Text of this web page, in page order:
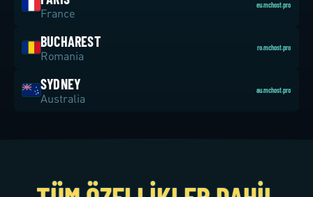
France
eu.mchost.pro
BUCHAREST
Romania
ro.mchost.pro
SYDNEY
Australia
au.mchost.pro